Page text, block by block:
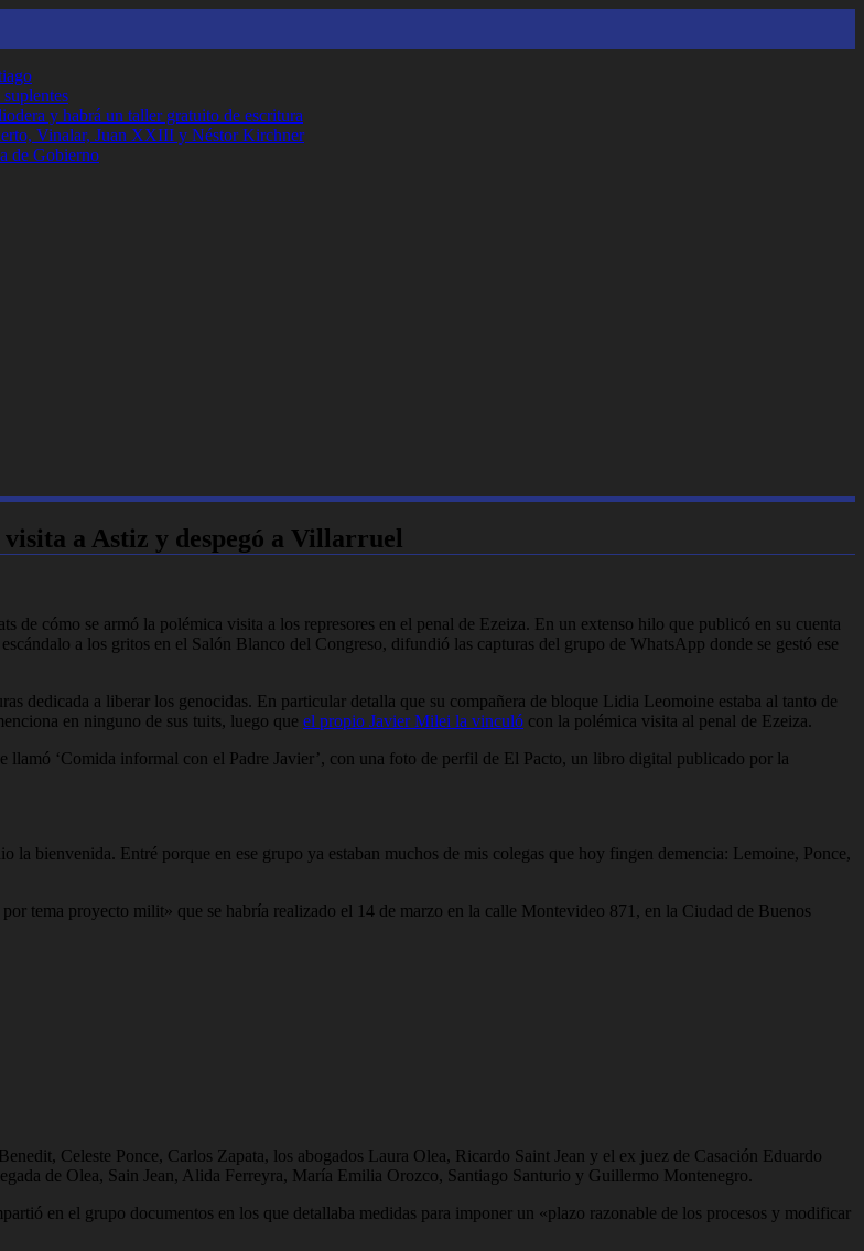
y habrá un taller gratuito de escritura
Vinalar, Juan XXIII y Néstor Kirchner
de Gobierno
a Astiz y despegó a Villarruel
cómo se armó la polémica visita a los represores en el penal de Ezeiza. En un extenso hilo que publicó en su cuenta
a los gritos en el Salón Blanco del Congreso, difundió las capturas del grupo de WhatsApp donde se gestó ese
dedicada a liberar los genocidas. En particular detalla que su compañera de bloque Lidia Leomoine estaba al tanto de
en ninguno de sus tuits, luego que el propio Javier Milei la vinculó con la polémica visita al penal de Ezeiza.
‘Comida informal con el Padre Javier’, con una foto de perfil de El Pacto, un libro digital publicado por la
bienvenida. Entré porque en ese grupo ya estaban muchos de mis colegas que hoy fingen demencia: Lemoine, Ponce,
tema proyecto milit» que se habría realizado el 14 de marzo en la calle Montevideo 871, en la Ciudad de Buenos
Celeste Ponce, Carlos Zapata, los abogados Laura Olea, Ricardo Saint Jean y el ex juez de Casación Eduardo
de Olea, Sain Jean, Alida Ferreyra, María Emilia Orozco, Santiago Santurio y Guillermo Montenegro.
en el grupo documentos en los que detallaba medidas para imponer un «plazo razonable de los procesos y modificar